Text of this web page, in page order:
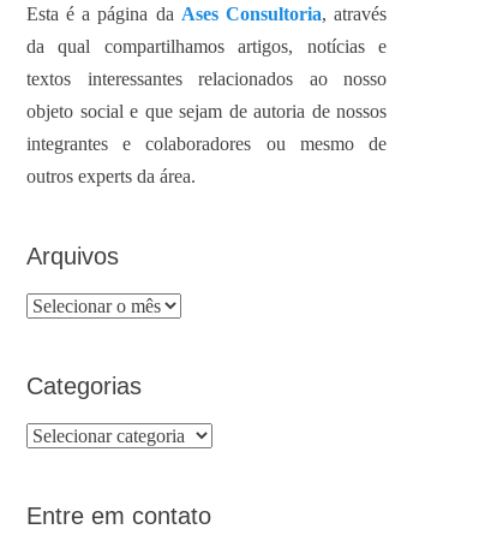
Esta é a página da Ases Consultoria, através
da qual compartilhamos artigos, notícias e
textos interessantes relacionados ao nosso
objeto social e que sejam de autoria de nossos
integrantes e colaboradores ou mesmo de
outros experts da área.
Arquivos
Arquivos
Categorias
Categorias
Entre em contato